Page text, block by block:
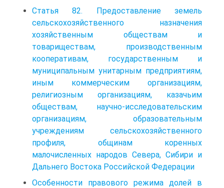
Статья 82. Предоставление земель
сельскохозяйственного назначения
хозяйственным обществам и
товариществам, производственным
кооперативам, государственным и
муниципальным унитарным предприятиям,
иным коммерческим организациям,
религиозным организациям, казачьим
обществам, научно-исследовательским
организациям, образовательным
учреждениям сельскохозяйственного
профиля, общинам коренных
малочисленных народов Севера, Сибири и
Дальнего Востока Российской Федерации
Особенности правового режима долей в